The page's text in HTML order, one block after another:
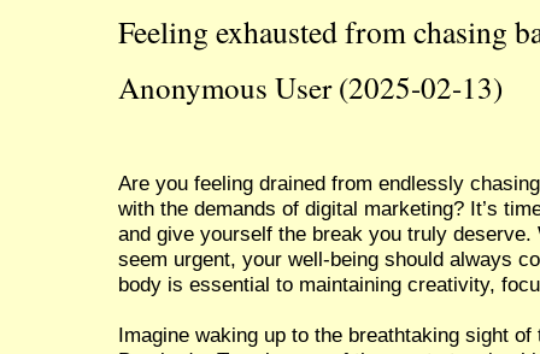
Feeling exhausted from chasing
Anonymous User (2025-02-13)
Are you feeling drained from endlessly
with the demands of digital marketing? It’s
and give yourself the break you truly
seem urgent, your well-being should always
body is essential to maintaining creativity,
Imagine waking up to the breathtaking sight